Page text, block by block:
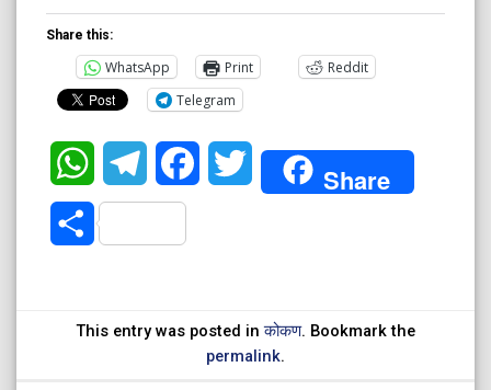
Share this:
WhatsApp Print
Reddit
Telegram
WhatsAppTelegramFacebookTwitter Share
Share
This entry was posted inकोकण. Bookmark the
permalink.